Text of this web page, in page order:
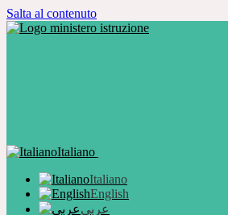
Salta al contenuto
Italiano
Italiano
English
عربى